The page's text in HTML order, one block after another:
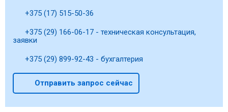
+375 (17) 515-50-36
+375 (29) 166-06-17 - техническая консультация,
заявки
+375 (29) 899-92-43 - бухгалтерия
Отправить запрос сейчас